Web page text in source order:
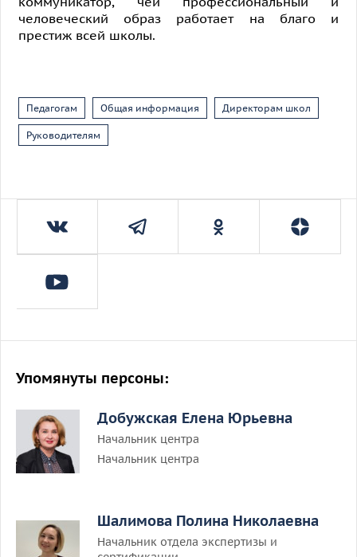
человеческий образ работает на благо и
престиж всей школы.
Педагогам Общая информация Директорам школ
Руководителям
Упомянуты персоны:
Добужская Елена Юрьевна
Начальник центра
Начальник центра
Шалимова Полина Николаевна
Начальник отдела экспертизы и